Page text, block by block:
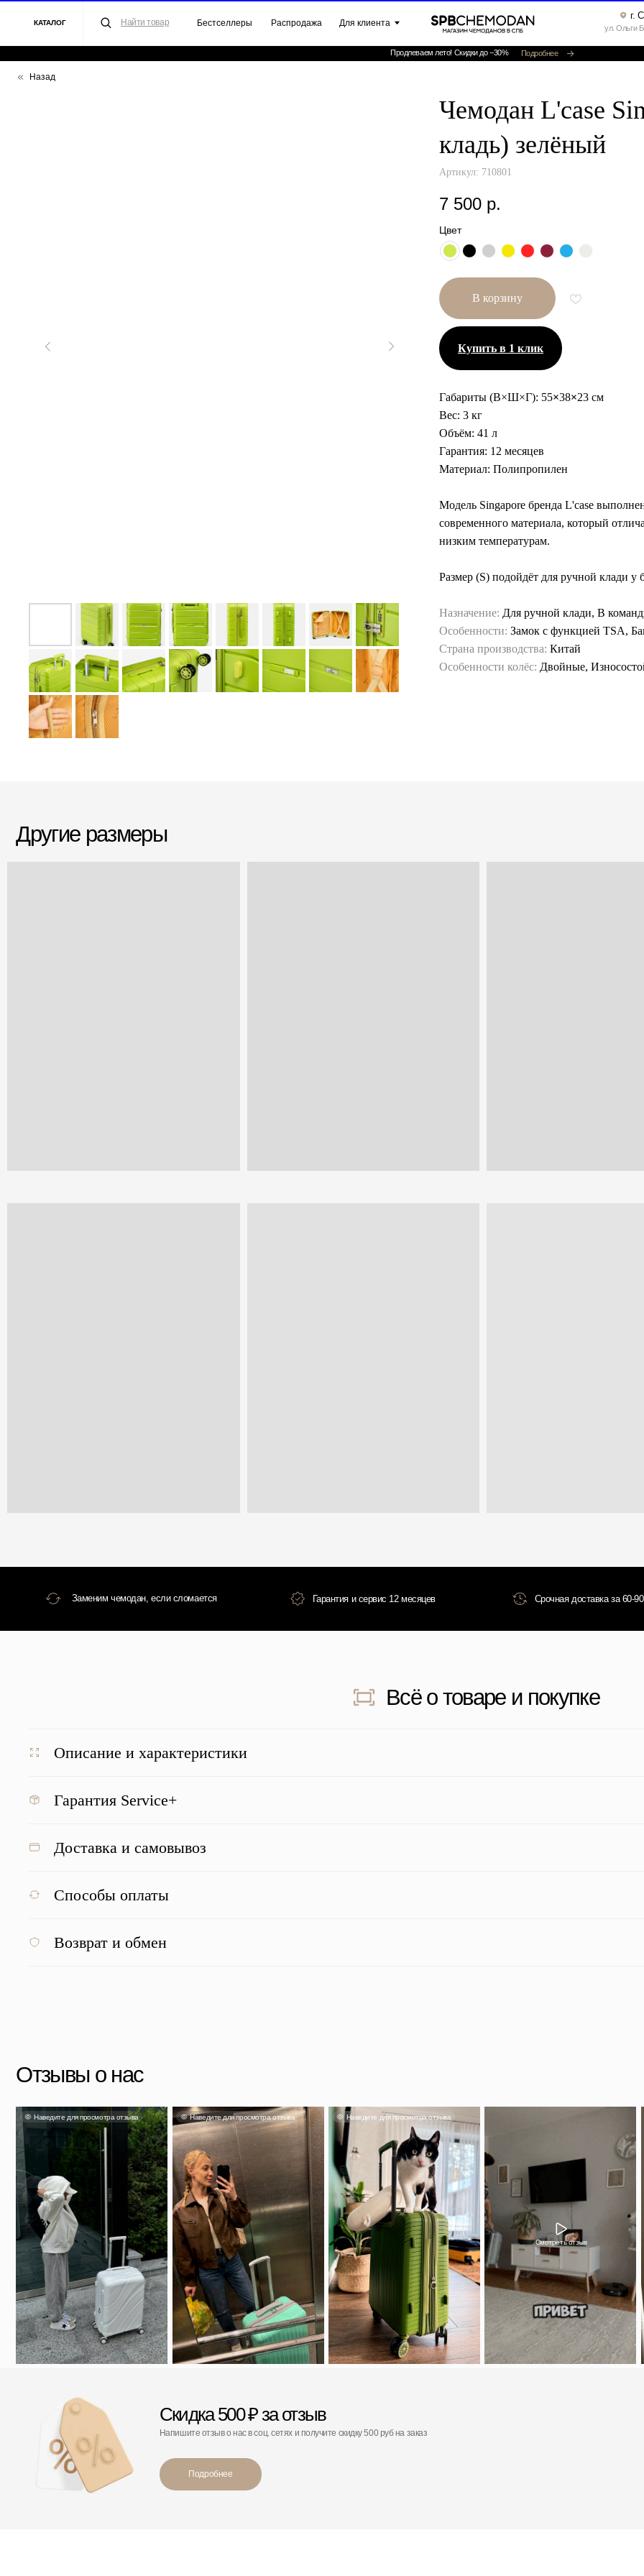
КАТАЛОГ Бестселлеры Распродажа Для клиента
ул. Ольги Берггольц, 35а, офис
Найти товар
г. Санкт-Петербург ▸
Подробнее
Продлеваем лето! Скидки до −30%
Чемодан L'case
кладь) зелёный
Артикул: 710801
7 500 р.
Цвет
В корзину
Купить в 1 клик
Габариты (В×Ш×Г): 55×38×23 см
Вес: 3 кг
Объём: 41 л
Гарантия: 12 месяцев
Материал: Полипропилен
Модель Singapore бренда L'case
современного материала, который
низким температурам.
Размер (S) подойдёт для ручной клади
Назначение: Для ручной клади, В
Особенности: Замок с функцией TSA,
Страна производства: Китай
Особенности колёс: Двойные,
Другие размеры
Описание и характеристики
Гарантия Service+
Доставка и самовывоз
Способы оплаты
Возврат и обмен
Отзывы о нас
Несмотря на свой размер он
очень вместительный и главное
Наведите для просмотра отзыва
Напишите отзыв о нас в соц. сетях и получите скидку 500 руб на заказ
Скидка 500 ₽ за отзыв
Подробнее
С этим товаром покупают